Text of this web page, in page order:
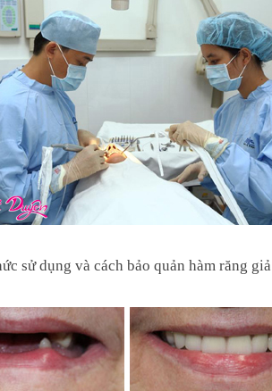
sử dụng và cách bảo quản hàm răng giả